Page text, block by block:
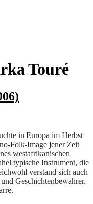
Touré
in Europa im Herbst
Folk-Image jener Zeit
westafrikanischen
typische Instrument, die
verstand sich auch
Geschichtenbewahrer.